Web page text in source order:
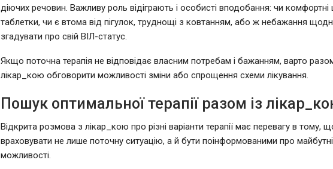
діючих речовин. Важливу роль відіграють і особисті вподобання: чи комфортні
таблетки, чи є втома від пігулок, труднощі з ковтанням, або ж небажання
згадувати про свій ВІЛ-статус.
Якщо поточна терапія не відповідає власним потребам і бажанням, варто
лікар_кою обговорити можливості зміни або спрощення схеми лікування.
Пошук оптимальної терапії разом із
Відкрита розмова з лікар_кою про різні варіанти терапії має перевагу в тому,
враховувати не лише поточну ситуацію, а й бути поінформованими про майбутні
можливості.